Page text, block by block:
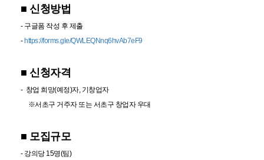
■ 신청방법
- 구글폼 작성 후 제출
-https://forms.gle/QWLEQNnq6hvAb7eF9
■ 신청자격
- 창업 희망(예정)자, 기창업자
※서초구 거주자 또는 서초구 창업자 우대
■ 모집규모
- 강의당 15명(팀)